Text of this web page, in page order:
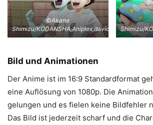
©Akane
Shimizu/KODANSHA,Aniplex,davidproduction
Shimizu/
Bild und Animationen
Der Anime ist im 16:9 Standardformat
eine Auflösung von 1080p. Die
gelungen und es fielen keine Bildfehler
Das Bild ist jederzeit scharf und die